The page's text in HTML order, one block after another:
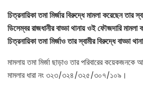
চিত্রনায়িকা তমা মির্জার বিরুদ্ধে মামলা করেছেন তার
ডিসেম্বর রাজধানীর বাড্ডা থানায় ওই ফৌজদারি
চিত্রনায়িকা তমা মির্জাও তার স্বামীর বিরুদ্ধে বাড্ডা
মামলায় তমা মির্জা ছাড়াও তার পরিবারের কয়েকজনকে
মামলার ধারা নং ৩২৩/৩২৪/৩২৫/৩০৭/১০৯।